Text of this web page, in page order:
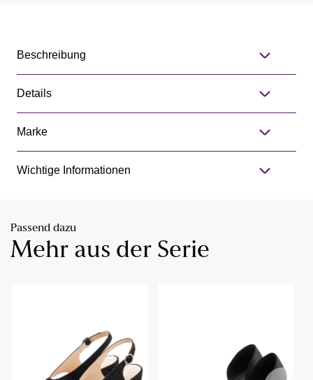
Beschreibung
Details
Marke
Wichtige Informationen
Passend dazu
Mehr aus der Serie